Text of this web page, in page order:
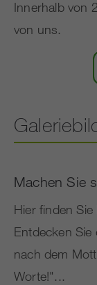
Innerhalb von
von uns.
Machen Sie
Hier finden
Entdecken Sie
nach dem
Worte!"...